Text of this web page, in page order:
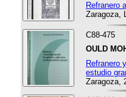
Refranero
Zaragoza,
C88-475
OULD
Refranero
estudio
Zaragoza,